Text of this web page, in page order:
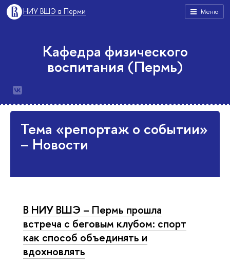
Меню
НИУ ВШЭ в Перми
Кафедра физического
воспитания (Пермь)
Тема «репортаж о событии»
– Новости
В НИУ ВШЭ – Пермь прошла
встреча с беговым клубом: спорт
как способ объединять и
вдохновлять